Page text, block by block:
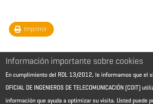
Imprimir
Información importante sobre cookies
En cumplimiento del RDL 13/2012, le informamos que el
OFICIAL DE INGENIEROS DE TELECOMUNICACIÓN (COIT)
información que ayuda a optimizar su visita. Usted puede